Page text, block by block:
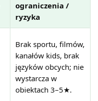
ograniczenia /
ryzyka
Brak sportu, filmów,
kanałów kids, brak
języków obcych; nie
wystarcza w
obiektach 3–5★.